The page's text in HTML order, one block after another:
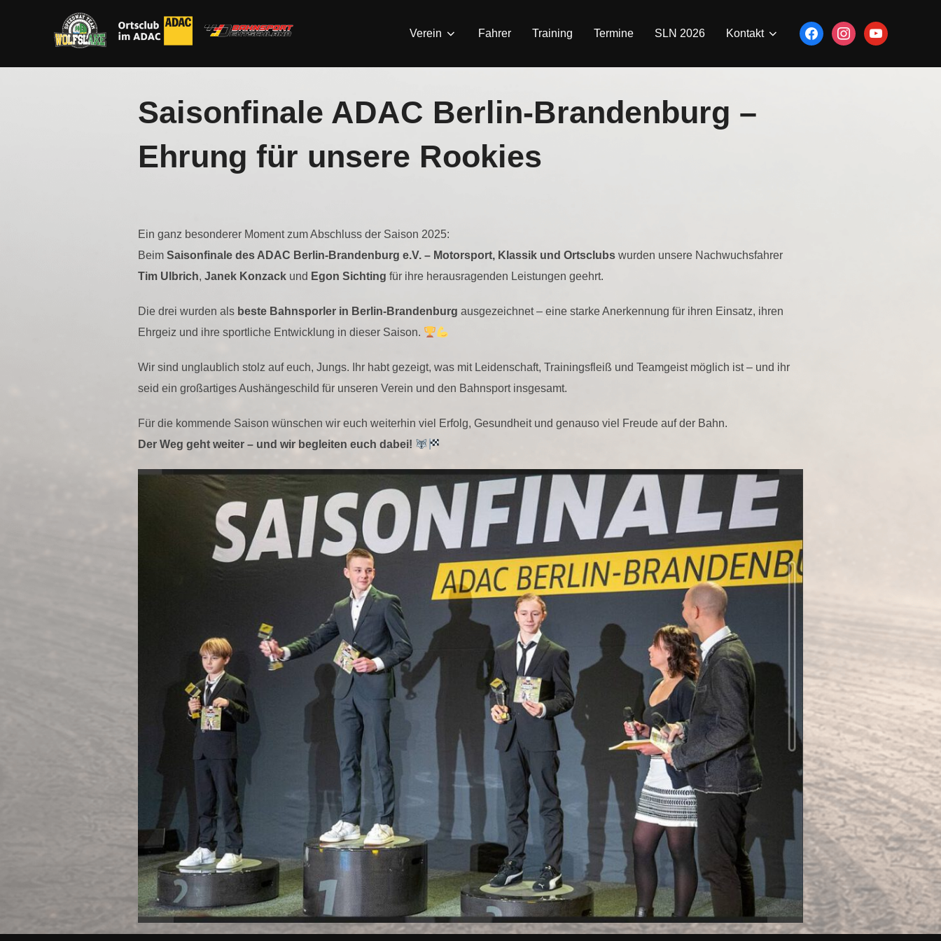
Verein Fahrer Training Termine SLN 2026 Kontakt facebookinstagramyoutube
Saisonfinale ADAC Berlin-Brandenburg –
Ehrung für unsere Rookies
Ein ganz besonderer Moment zum Abschluss der Saison 2025:
Beim Saisonfinale des ADAC Berlin-Brandenburg e.V. – Motorsport, Klassik und Ortsclubs wurden unsere Nachwuchsfahrer
Tim Ulbrich, Janek Konzack und Egon Sichting für ihre herausragenden Leistungen geehrt.
Die drei wurden als beste Bahnsporler in Berlin-Brandenburg ausgezeichnet – eine starke Anerkennung für ihren Einsatz, ihren
Ehrgeiz und ihre sportliche Entwicklung in dieser Saison.
Wir sind unglaublich stolz auf euch, Jungs. Ihr habt gezeigt, was mit Leidenschaft, Trainingsfleiß und Teamgeist möglich ist – und ihr
seid ein großartiges Aushängeschild für unseren Verein und den Bahnsport insgesamt.
Für die kommende Saison wünschen wir euch weiterhin viel Erfolg, Gesundheit und genauso viel Freude auf der Bahn.
Der Weg geht weiter – und wir begleiten euch dabei!